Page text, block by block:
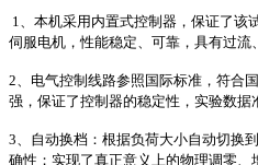
1、本机采用内置式控制器，保证了该
伺服电机，性能稳定、可靠，具有过流
2、电气控制线路参照国际标准，符合
强，保证了控制器的稳定性，实验数据
3、自动换档：根据负荷大小自动切换
确性；实现了真正意义上的物理调零、